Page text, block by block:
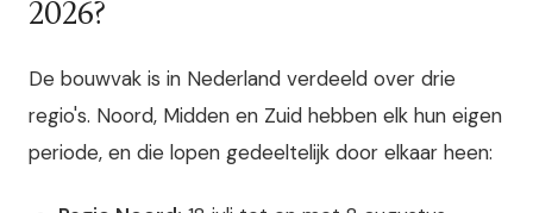
2026?
De bouwvak is in Nederland verdeeld over drie
regio's. Noord, Midden en Zuid hebben elk hun eigen
periode, en die lopen gedeeltelijk door elkaar heen: